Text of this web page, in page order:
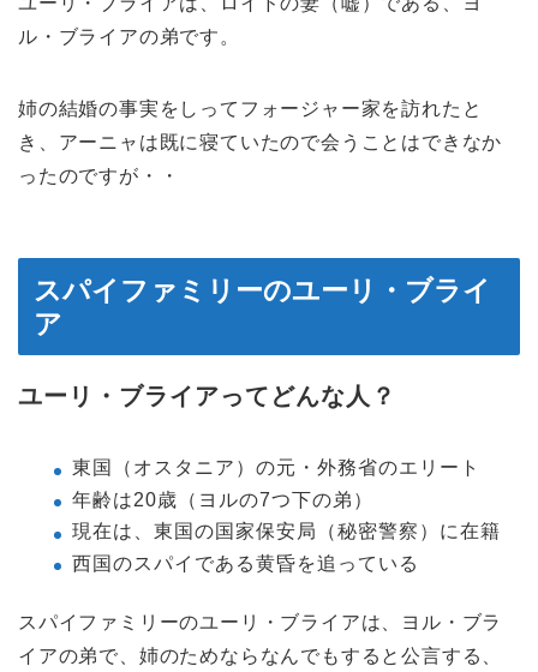
ル・ブライアの弟です。
姉の結婚の事実をしってフォージャー家を訪れたと
き、アーニャは既に寝ていたので会うことはできなか
ったのですが・・
スパイファミリーのユーリ・ブライ
ア
ユーリ・ブライアってどんな人？
東国（オスタニア）の元・外務省のエリート
年齢は20歳（ヨルの7つ下の弟）
現在は、東国の国家保安局（秘密警察）に在籍
西国のスパイである黄昏を追っている
スパイファミリーのユーリ・ブライアは、ヨル・ブラ
イアの弟で、姉のためならなんでもすると公言する、